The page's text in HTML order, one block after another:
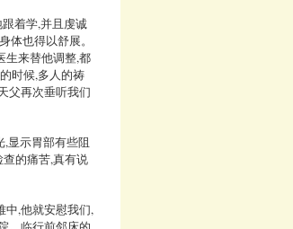
着学,并且虔诚
也得以舒展。
生来替他调整,都
时候,多人的祷
父再次垂听我们
显示胃部有些阻
的痛苦,真有说
中,他就安慰我们,